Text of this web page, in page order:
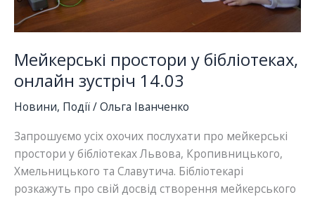
Мейкерські простори у бібліотеках,
онлайн зустріч 14.03
Новини, Події/Ольга Іванченко
Запрошуємо усіх охочих послухати про мейкерські
простори у бібліотеках Львова, Кропивницького,
Хмельницького та Славутича. Бібліотекарі
розкажуть про свій досвід створення мейкерського